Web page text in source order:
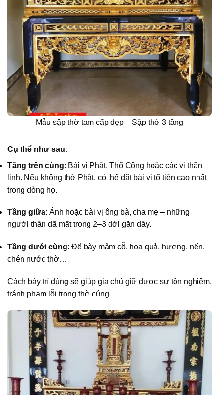
Mẫu sập thờ tam cấp đẹp – Sập thờ 3 tầng
Cụ thể như sau:
Tầng trên cùng: Bài vị Phật, Thổ Công hoặc các vị thần
linh. Nếu không thờ Phật, có thể đặt bài vị tổ tiên cao nhất
trong dòng họ.
Tầng giữa: Ảnh hoặc bài vị ông bà, cha mẹ – những
người thân đã mất trong 2–3 đời gần đây.
Tầng dưới cùng: Để bày mâm cỗ, hoa quả, hương, nến,
chén nước thờ…
Cách bày trí đúng sẽ giúp gia chủ giữ được sự tôn nghiêm,
tránh phạm lỗi trong thờ cúng.